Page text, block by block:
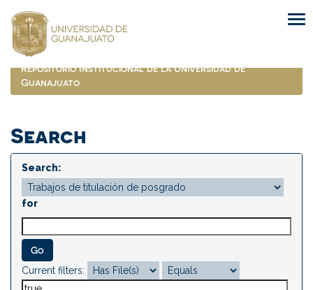
navigation
Repositorio Institucional de la Universidad de
Guanajuato
Search
Search:
for
Current filters: